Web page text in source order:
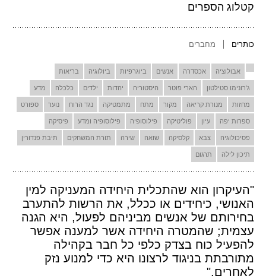
קטלוג הספרים
כותרים מחברים
אבולוציה אכסדרה אנשים ביוגרפיות ביולוגיה בריאות
ג'רונימו סטילטון הארי פוטר היסטוריה יהדות ילדים כלכלה מדע
מחזות מנורת קריאה מקור מתח מתמטיקה נגד הרוח נוער ספורט
ספרות יפה עיון פוליטיקה פילוסופיה פילוסופיה ומדע פיסיקה
פסיכולוגיה צבא קלסיקה שואה שירה תורת המשחקים תיבת פנדורין
תיכון לילה תרגום
"העיקרון הוא שהתכלית היחידה המעניקה למין
האנושי, כיחידים או ככלל, את הרשות להתערב
בחירותם של אנשים מביניהם לפעול, היא הגנה
עצמית; שהמטרה היחידה אשר למענה אפשר
להפעיל כוח בצדק כלפי כל חבר בקהילה
מתורבתת בניגוד לרצונו היא כדי למנוע נזק
לאחרים."